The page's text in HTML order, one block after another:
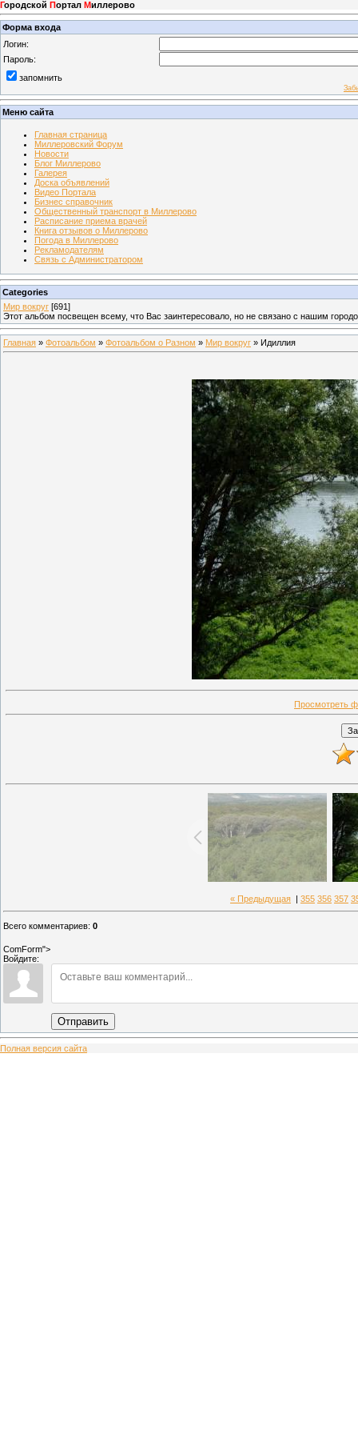
Городской Портал Миллерово
Форма входа
Логин:
Пароль:
запомнить
Меню сайта
Главная страница
Миллеровский Форум
Новости
Блог Миллерово
Галерея
Доска объявлений
Видео Портала
Бизнес справочник
Общественный транспорт в Миллерово
Расписание приема врачей
Книга отзывов о Миллерово
Погода в Миллерово
Рекламодателям
Связь с Администратором
Categories
Мир вокруг [691]
Этот альбом посвещен всему, что Вас заинтересовало, но не связано с нашим
Главная » Фотоальбом » Фотоальбом о Разном » Мир вокруг » Идиллия
Просмотреть
« Предыдущая 355 356 357
Всего комментариев: 0
ComForm">
Войдите:
Отправить
Полная версия сайта